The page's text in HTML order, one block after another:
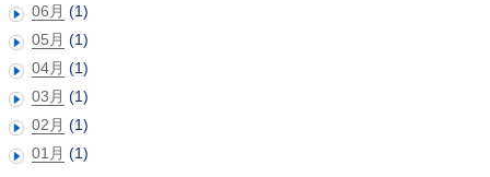
06月 (1)
05月 (1)
04月 (1)
03月 (1)
02月 (1)
01月 (1)